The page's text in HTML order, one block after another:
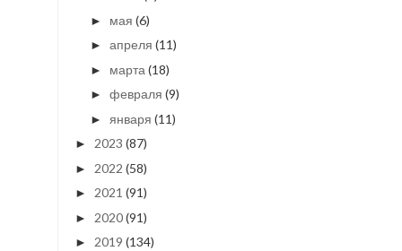
► мая (6)
► апреля (11)
► марта (18)
► февраля (9)
► января (11)
► 2023 (87)
► 2022 (58)
► 2021 (91)
► 2020(91)
► 2019 (134)